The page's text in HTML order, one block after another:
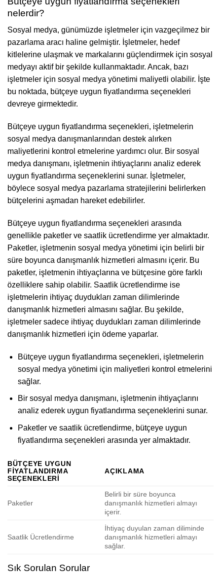
nelerdir?
Sosyal medya, günümüzde işletmeler için vazgeçilmez bir
pazarlama aracı haline gelmiştir. İşletmeler, hedef
kitlelerine ulaşmak ve markalarını güçlendirmek için sosyal
medyayı aktif bir şekilde kullanmaktadır. Ancak, bazı
işletmeler için sosyal medya yönetimi maliyetli olabilir. İşte
bu noktada, bütçeye uygun fiyatlandırma seçenekleri
devreye girmektedir.
Bütçeye uygun fiyatlandırma seçenekleri, işletmelerin
sosyal medya danışmanlarından destek alırken
maliyetlerini kontrol etmelerine yardımcı olur. Bir sosyal
medya danışmanı, işletmenin ihtiyaçlarını analiz ederek
uygun fiyatlandırma seçeneklerini sunar. İşletmeler,
böylece sosyal medya pazarlama stratejilerini belirlerken
bütçelerini aşmadan hareket edebilirler.
Bütçeye uygun fiyatlandırma seçenekleri arasında
genellikle paketler ve saatlik ücretlendirme yer almaktadır.
Paketler, işletmenin sosyal medya yönetimi için belirli bir
süre boyunca danışmanlık hizmetleri almasını içerir. Bu
paketler, işletmenin ihtiyaçlarına ve bütçesine göre farklı
özelliklere sahip olabilir. Saatlik ücretlendirme ise
işletmelerin ihtiyaç duydukları zaman dilimlerinde
danışmanlık hizmetleri almasını sağlar. Bu şekilde,
işletmeler sadece ihtiyaç duydukları zaman dilimlerinde
danışmanlık hizmetleri için ödeme yaparlar.
Bütçeye uygun fiyatlandırma seçenekleri, işletmelerin
sosyal medya yönetimi için maliyetleri kontrol etmelerini
sağlar.
Bir sosyal medya danışmanı, işletmenin ihtiyaçlarını
analiz ederek uygun fiyatlandırma seçeneklerini sunar.
Paketler ve saatlik ücretlendirme, bütçeye uygun
fiyatlandırma seçenekleri arasında yer almaktadır.
BÜTÇEYE UYGUN
FIYATLANDIRMA
SEÇENEKLERI
AÇIKLAMA
Paketler
Belirli bir süre boyunca
danışmanlık hizmetleri almayı
içerir.
Saatlik Ücretlendirme
İhtiyaç duyulan zaman diliminde
danışmanlık hizmetleri almayı
sağlar.
Sık Sorulan Sorular